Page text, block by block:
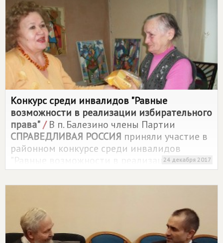
Конкурс среди инвалидов "Равные
возможности в реализации избирательного
права"/В п. Балезино члены Партии
СПРАВЕДЛИВАЯ РОССИЯ приняли участие в
районном конкурсе среди инвалидов
"Равные возможности в реализации
избирательного права".
24 декабря 2017